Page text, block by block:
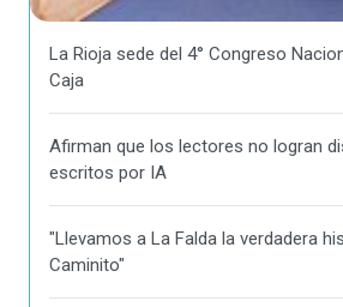
La Rioja sede del 4° Congreso
Caja
Afirman que los lectores no logran
escritos por IA
"Llevamos a La Falda la verdadera
Caminito"